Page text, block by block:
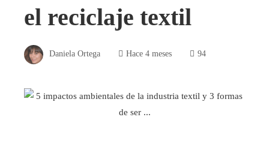
el reciclaje textil
Daniela Ortega Hace 4 meses 94